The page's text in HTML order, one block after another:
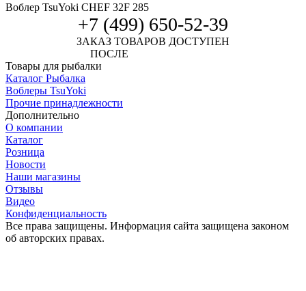
Воблер TsuYoki CHEF 32F 285
+7 (499) 650-52-39
ЗАКАЗ ТОВАРОВ ДОСТУПЕН
ПОСЛЕ
Товары для рыбалки
Каталог Рыбалка
Воблеры TsuYoki
Прочие принадлежности
Дополнительно
О компании
Каталог
Розница
Новости
Наши магазины
Отзывы
Видео
Конфиденциальность
Все права защищены. Информация сайта защищена законом
об авторских правах.